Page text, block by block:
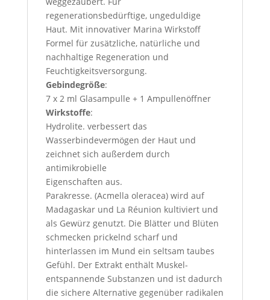
regenerationsbedürftige, ungeduldige
Haut. Mit innovativer Marina Wirkstoff
Formel für zusätzliche, natürliche und
nachhaltige Regeneration und
Feuchtigkeitsversorgung.
Gebindegröße:
7 x 2 ml Glasampulle + 1 Ampullenöffner
Wirkstoffe:
Hydrolite. verbessert das
Wasserbindevermögen der Haut und
zeichnet sich außerdem durch
antimikrobielle
Eigenschaften aus.
Parakresse. (Acmella oleracea) wird auf
Madagaskar und La Réunion kultiviert und
als Gewürz genutzt. Die Blätter und Blüten
schmecken prickelnd scharf und
hinterlassen im Mund ein seltsam taubes
Gefühl. Der Extrakt enthält Muskel-
entspannende Substanzen und ist dadurch
die sichere Alternative gegenüber radikalen